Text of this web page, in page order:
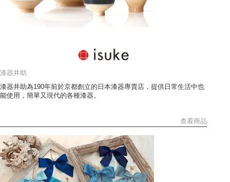
漆器井助
漆器井助為190年前於京都創立的日本漆器專賣店，提供日常生活中也
能使用，簡單又現代的各種漆器。
查看商品